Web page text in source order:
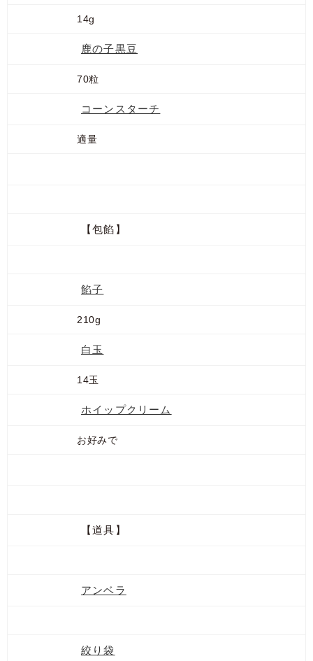
14g
鹿の子黒豆
70粒
コーンスターチ
適量
【包餡】
餡子
210g
白玉
14玉
ホイップクリーム
お好みで
【道具】
アンベラ
絞り袋